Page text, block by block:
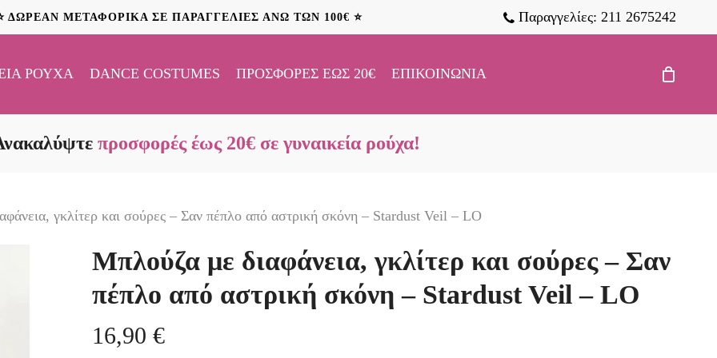
ΔΩΡΕΑΝ ΜΕΤΑΦΟΡΙΚΑ ΣΕ ΠΑΡΑΓΓΕΛΙΕΣ ΑΝΩ ΤΩΝ 100€ ⭐ Παραγγελίες: 211 2675242
ΡΟΎΧΑ DANCE COSTUMES ΠΡΟΣΦΟΡΈΣ ΈΩΣ 20€ ΕΠΙΚΟΙΝΩΝΊΑ
προσφορές έως 20€ σε γυναικεία ρούχα!
γκλίτερ και σούρες – Σαν πέπλο από αστρική σκόνη – Stardust Veil – LO
Μπλούζα με διαφάνεια, γκλίτερ και σούρες – Σαν
πέπλο από αστρική σκόνη – Stardust Veil – LO
16,90 €